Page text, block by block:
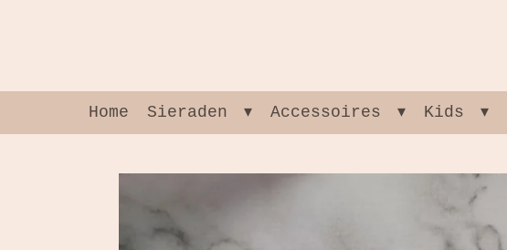
hoofdinhoudHome Sieraden Accessoires Kids